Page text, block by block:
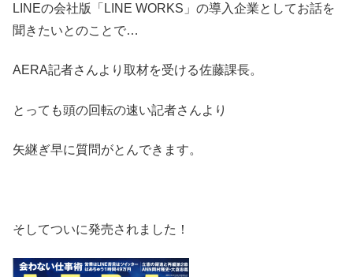
LINEの会社版「LINE WORKS」の導入企業としてお話を
聞きたいとのことで…
AERA記者さんより取材を受ける佐藤課長。
とっても頭の回転の速い記者さんより
矢継ぎ早に質問がとんできます。
そしてついに発売されました！